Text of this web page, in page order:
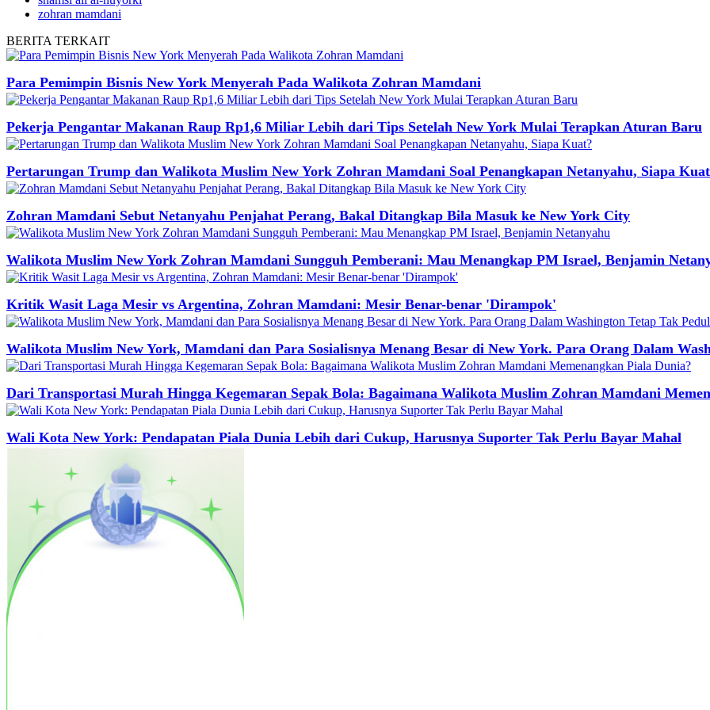
zohran mamdani
BERITA TERKAIT
Para Pemimpin Bisnis New York Menyerah Pada Walikota Zohran Mamdani
Pekerja Pengantar Makanan Raup Rp1,6 Miliar Lebih dari Tips Setelah New York Mulai Terapkan Aturan Baru
Pertarungan Trump dan Walikota Muslim New York Zohran Mamdani Soal Penangkapan Netanyahu, Siapa
Zohran Mamdani Sebut Netanyahu Penjahat Perang, Bakal Ditangkap Bila Masuk ke New York City
Walikota Muslim New York Zohran Mamdani Sungguh Pemberani: Mau Menangkap PM Israel, Benjamin
Kritik Wasit Laga Mesir vs Argentina, Zohran Mamdani: Mesir Benar-benar 'Dirampok'
Walikota Muslim New York, Mamdani dan Para Sosialisnya Menang Besar di New York. Para Orang Dalam
Dari Transportasi Murah Hingga Kegemaran Sepak Bola: Bagaimana Walikota Muslim Zohran Mamdani
Wali Kota New York: Pendapatan Piala Dunia Lebih dari Cukup, Harusnya Suporter Tak Perlu Bayar Mahal